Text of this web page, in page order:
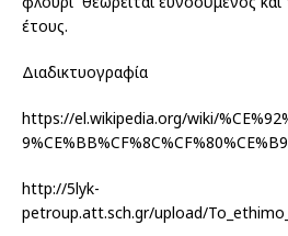
έτους.
Διαδικτυογραφία
https://el.wikipedia.org/wiki/
http://5lyk-
petroup.att.sch.gr/upload/